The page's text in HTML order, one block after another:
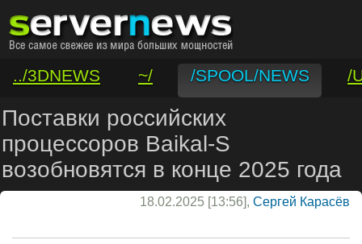
../3DNEWS ~/ /SPOOL/NEWS
/
/VAR/CONTACT
Поставки российских
процессоров Baikal-S
возобновятся в конце 2025 года
18.02.2025 [13:56], Сергей Карасёв